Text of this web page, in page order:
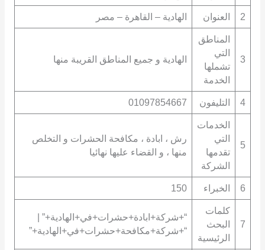
2 العنوان الهادية – القاهرة – مصر
3
المناطق
التي
تشملها
الخدمة
الهادية و جميع المناطق القريبة منها
4 التليفون 01097854667
5
الخدمات
التي
تقدمها
الشركة
رش ، ابادة ، مكافحة الحشرات و التخلص
منها ، و القضاء عليها نهائيا
6 الخبراء 150
7
كلمات
البحث
الرئيسية
“+شركة+ابادة+حشرات+في+الهادية+” |
“+شركة+مكافحة+حشرات+في+الهادية+”